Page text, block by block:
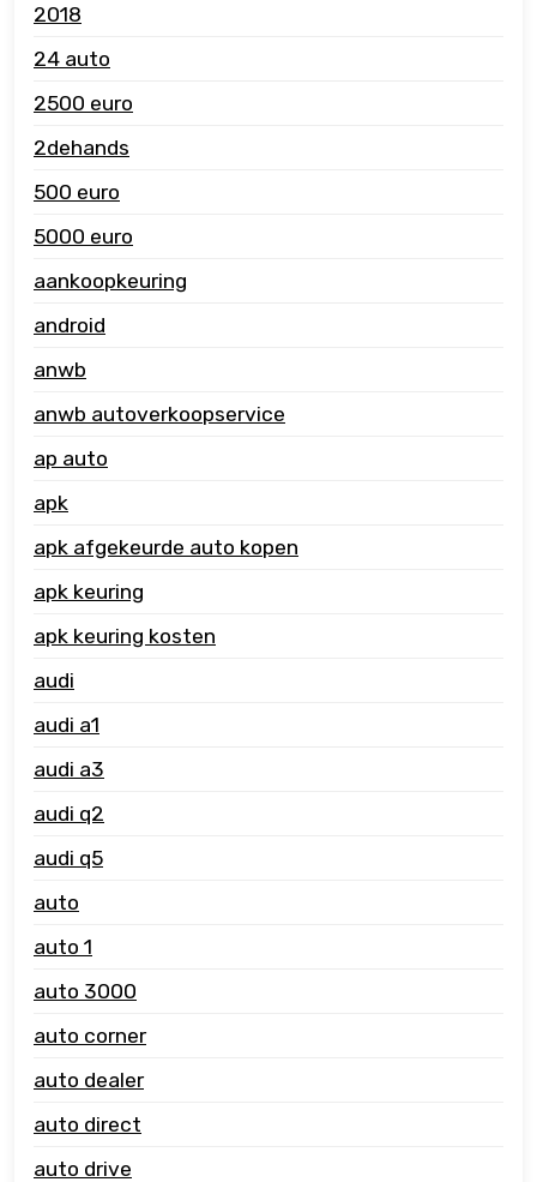
2018
24 auto
2500 euro
2dehands
500 euro
5000 euro
aankoopkeuring
android
anwb
anwb autoverkoopservice
ap auto
apk
apk afgekeurde auto kopen
apk keuring
apk keuring kosten
audi
audi a1
audi a3
audi q2
audi q5
auto
auto 1
auto 3000
auto corner
auto dealer
auto direct
auto drive